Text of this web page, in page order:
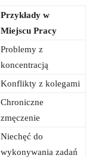
Przykłady w
Miejscu Pracy
Problemy ⁤z
koncentracją
Konflikty⁣ z kolegami
Chroniczne
zmęczenie
Niechęć do
wykonywania zadań